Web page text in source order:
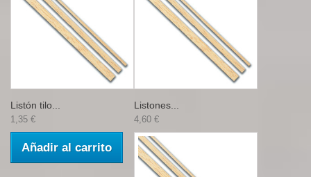
Listón tilo...
1,35 €
Añadir al carrito
Listones...
4,60 €